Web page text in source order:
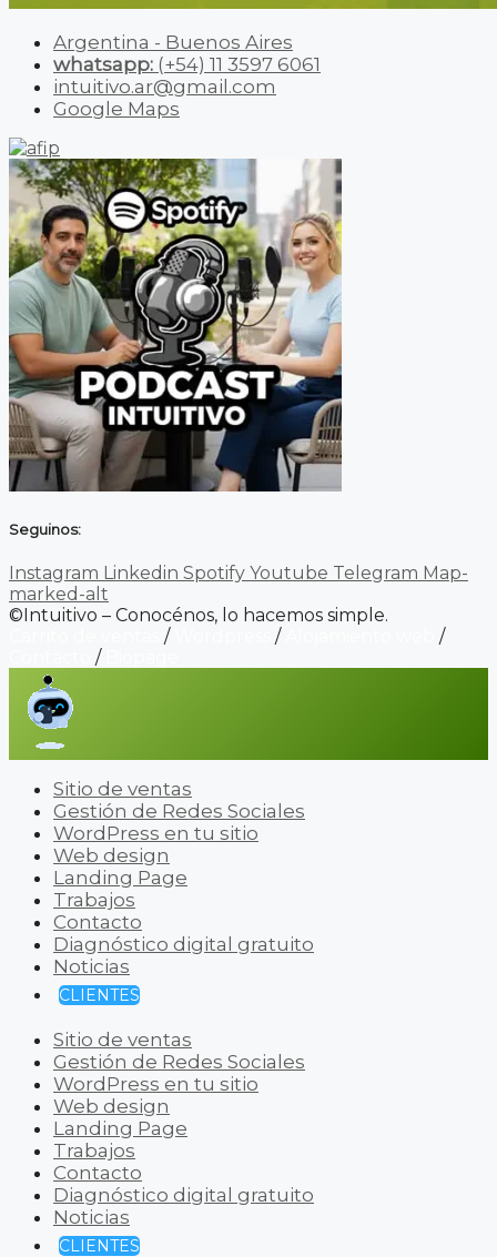
Argentina - Buenos Aires
whatsapp: (+54) 11 3597 6061
intuitivo.ar@gmail.com
Google Maps
Seguinos:
Instagram Linkedin Spotify Youtube Telegram Map-
marked-alt
©Intuitivo – Conocénos, lo hacemos simple.
/ /
/
/
Sitio de ventas
Gestión de Redes Sociales
WordPress en tu sitio
Web design
Landing Page
Trabajos
Contacto
Diagnóstico digital gratuito
Noticias
CLIENTES
Sitio de ventas
Gestión de Redes Sociales
WordPress en tu sitio
Web design
Landing Page
Trabajos
Contacto
Diagnóstico digital gratuito
Noticias
CLIENTES